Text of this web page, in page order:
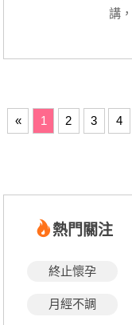
講
« 1 2 3 4
熱門關注
終止懷孕
月經不調